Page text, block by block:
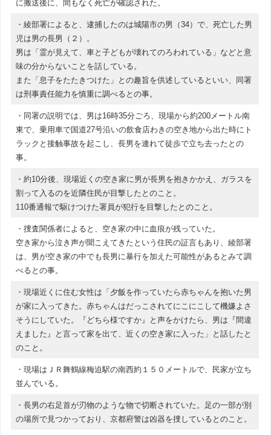
に搬送後に、間もなく死亡が確認された。
・綾部署によると、逮捕したのは城陽市の男（34）で、死亡した男
児は男の長男（２）。
男は「霊が見えて、車と子どもが壊れてのろわれている」などと意
味の分からないことを話している。
また「息子をたたきつけた」との趣旨を供述しているといい、同署
は刑事責任能力を慎重に調べるとの事。
・同署の説明では、男は16時35分ごろ、現場から約200メートル南
東で、乗用車で国道27号沿いの飲食店わきの空き地から出た時にト
ラックと接触事故を起こし、長男を連れて徒歩で立ち去ったとの
事。
・約10分後、現場近くの空き家に男が長男を抱きかかえ、ガラスを
割って入るのを近隣住民が目撃したとのこと。
110番通報で駆けつけた署員が犯行を目撃したとのこと。
・捜査関係者によると、空き家の中に血痕が残っていた。
空き家から泣き声が聞こえてきたという住民の証言もあり、綾部署
は、男が空き家の中でも長男に暴行を加えた可能性があるとみて調
べるとの事。
・現場近くに住む女性は「夕飯を作っていたら赤ちゃんを抱いた男
が家に入ってきた。赤ちゃんはだっこされてにこにこして機嫌よさ
そうにしていた。『どちら様ですか』と声をかけたら、男は『間違
えました』と言って家を出て、近くの空き家に入った」と話したと
のこと。
・現場はＪＲ舞鶴線梅迫駅の南西約１５０メートルで、民家が立ち
並んでいる。
・長男の右足首が刃物のような物で切断されていた。足の一部が別
の場所で見つかっており、京都府警は凶器を捜しているとのこと。